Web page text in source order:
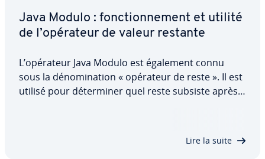
Java Modulo : fonc­tion­ne­ment et utilité
de l’opérateur de valeur restante
L’opérateur Java Modulo est également connu
sous la dé­no­mi­na­tion « opérateur de reste ». Il est
utilisé pour dé­ter­mi­ner quel reste subsiste après
Lire la suite